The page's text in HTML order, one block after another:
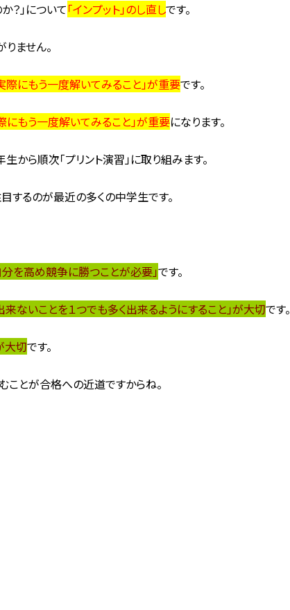
？」について「インプット」のし直しです。
ません。
際にもう一度解いてみること」が重要です。
もう一度解いてみること」が重要になります。
から順次「プリント演習」に取り組みます。
するのが最近の多くの中学生です。
を高め競争に勝つことが必要」です。
来ないことを１つでも多く出来るようにすること」が大切です。
大切です。
ことが合格への近道ですからね。